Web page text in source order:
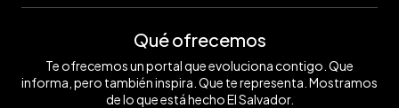
Qué ofrecemos
Te ofrecemos un portal que evoluciona contigo. Que
informa, pero también inspira. Que te representa. Mostramos
de lo que está hecho El Salvador.